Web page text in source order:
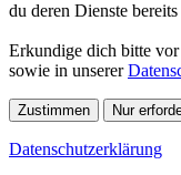
du deren Dienste
Erkundige dich bitte
sowie in unserer
Zustimmen Nur
Datenschutzerklärung